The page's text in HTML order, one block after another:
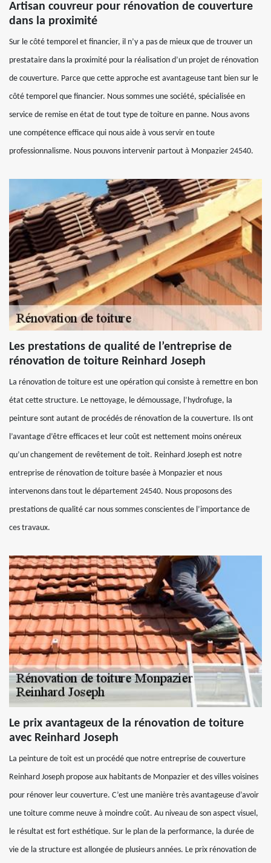
Artisan couvreur pour rénovation de couverture
dans la proximité
Sur le côté temporel et financier, il n’y a pas de mieux que de trouver un
prestataire dans la proximité pour la réalisation d’un projet de rénovation
de couverture. Parce que cette approche est avantageuse tant bien sur le
côté temporel que financier. Nous sommes une société, spécialisée en
service de remise en état de tout type de toiture en panne. Nous avons
une compétence efficace qui nous aide à vous servir en toute
professionnalisme. Nous pouvons intervenir partout à Monpazier 24540.
Les prestations de qualité de l’entreprise de
rénovation de toiture Reinhard Joseph
La rénovation de toiture est une opération qui consiste à remettre en bon
état cette structure. Le nettoyage, le démoussage, l’hydrofuge, la
peinture sont autant de procédés de rénovation de la couverture. Ils ont
l’avantage d’être efficaces et leur coût est nettement moins onéreux
qu’un changement de revêtement de toit. Reinhard Joseph est notre
entreprise de rénovation de toiture basée à Monpazier et nous
intervenons dans tout le département 24540. Nous proposons des
prestations de qualité car nous sommes conscientes de l’importance de
ces travaux.
Le prix avantageux de la rénovation de toiture
avec Reinhard Joseph
La peinture de toit est un procédé que notre entreprise de couverture
Reinhard Joseph propose aux habitants de Monpazier et des villes voisines
pour rénover leur couverture. C’est une manière très avantageuse d’avoir
une toiture comme neuve à moindre coût. Au niveau de son aspect visuel,
le résultat est fort esthétique. Sur le plan de la performance, la durée de
vie de la structure est allongée de plusieurs années. Le prix rénovation de